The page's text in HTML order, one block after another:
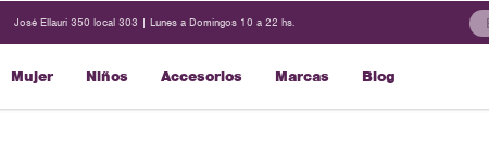
Mujer Niños Accesorios Marcas Blog
José Ellauri 350 local 303 | Lunes a Domingos 10 a 22 hs.